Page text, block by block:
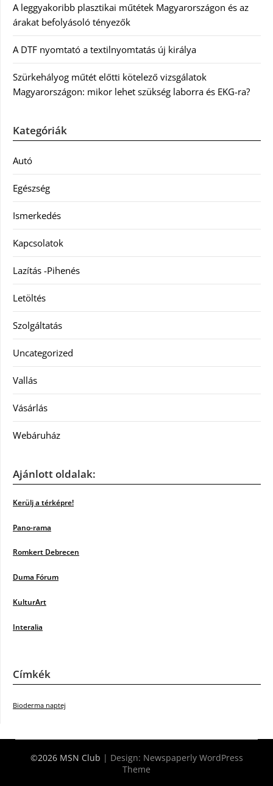
A leggyakoribb plasztikai műtétek Magyarországon és az
árakat befolyásoló tényezők
A DTF nyomtató a textilnyomtatás új királya
Szürkehályog műtét előtti kötelező vizsgálatok
Magyarországon: mikor lehet szükség laborra és EKG-ra?
Kategóriák
Autó
Egészség
Ismerkedés
Kapcsolatok
Lazítás -Pihenés
Letöltés
Szolgáltatás
Uncategorized
Vallás
Vásárlás
Webáruház
Ajánlott oldalak:
Kerülj a térképre!
Pano-rama
Romkert Debrecen
Duma Fórum
KulturArt
Interalia
Címkék
Bioderma naptej
©2026 MSN Club | Design: Newspaperly WordPress
Theme